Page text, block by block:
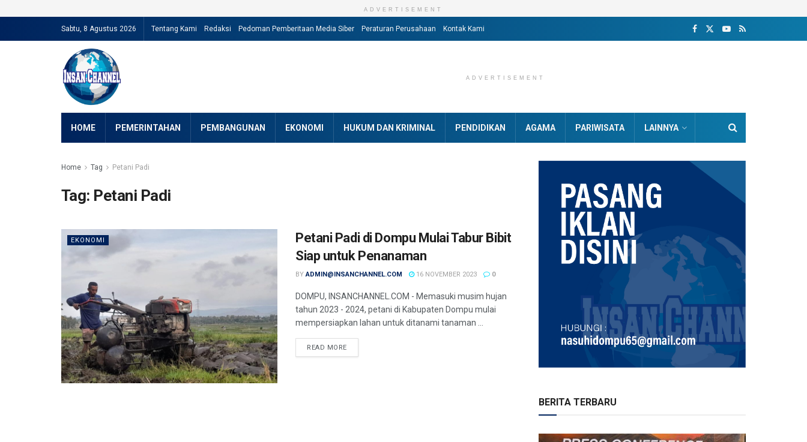
ADVERTISEMENT
Sabtu, 8 Agustus 2026 Tentang Kami Redaksi Pedoman Pemberitaan Media Siber Peraturan Perusahaan Kontak Kami
ADVERTISEMENT
HOME PEMERINTAHAN PEMBANGUNAN EKONOMI HUKUM DAN KRIMINAL PENDIDIKAN AGAMA PARIWISATA LAINNYA
Home Tag Petani Padi
Tag: Petani Padi
EKONOMI
Petani Padi di Dompu Mulai Tabur Bibit
Siap untuk Penanaman
BY ADMIN@INSANCHANNEL.COM 16 NOVEMBER 2023 0
DOMPU, INSANCHANNEL.COM - Memasuki musim hujan
tahun 2023 - 2024, petani di Kabupaten Dompu mulai
mempersiapkan lahan untuk ditanami tanaman ...
READ MORE
BERITA TERBARU